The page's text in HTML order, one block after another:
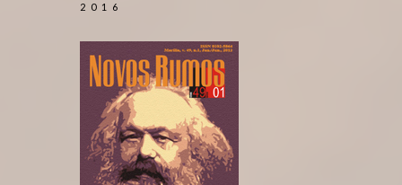
2016